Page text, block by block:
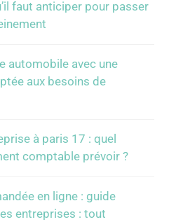
faut anticiper pour passer
automobile avec une
aux besoins de
à paris 17 : quel
comptable prévoir ?
en ligne : guide
entreprises : tout